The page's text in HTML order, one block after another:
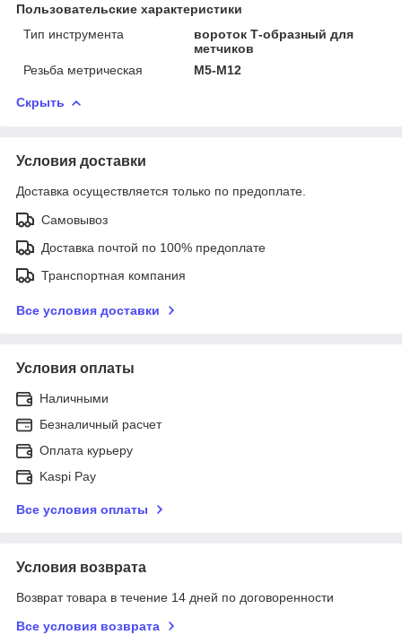
Пользовательские характеристики
Тип инструмента
вороток Т-образный для
метчиков
Резьба метрическая
М5-М12
Скрыть
Условия доставки
Доставка осуществляется только по предоплате.
Самовывоз
Доставка почтой по 100% предоплате
Транспортная компания
Все условия доставки
Условия оплаты
Наличными
Безналичный расчет
Оплата курьеру
Kaspi Pay
Все условия оплаты
Условия возврата
Возврат товара в течение 14 дней по договоренности
Все условия возврата